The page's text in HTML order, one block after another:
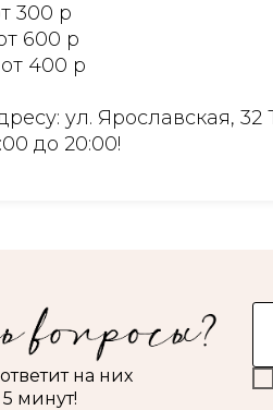
300 р
600 р
400 р
ул. Ярославская, 32
до 20:00!
на них
минут!